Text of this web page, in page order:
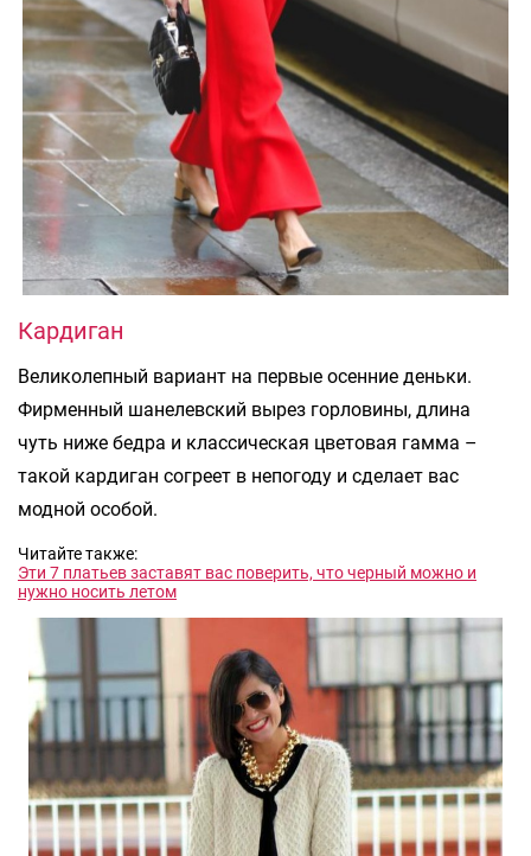
Кардиган
Великолепный вариант на первые осенние деньки.
Фирменный шанелевский вырез горловины, длина
чуть ниже бедра и классическая цветовая гамма –
такой кардиган согреет в непогоду и сделает вас
модной особой.
Читайте также:
Эти 7 платьев заставят вас поверить, что черный можно и
нужно носить летом